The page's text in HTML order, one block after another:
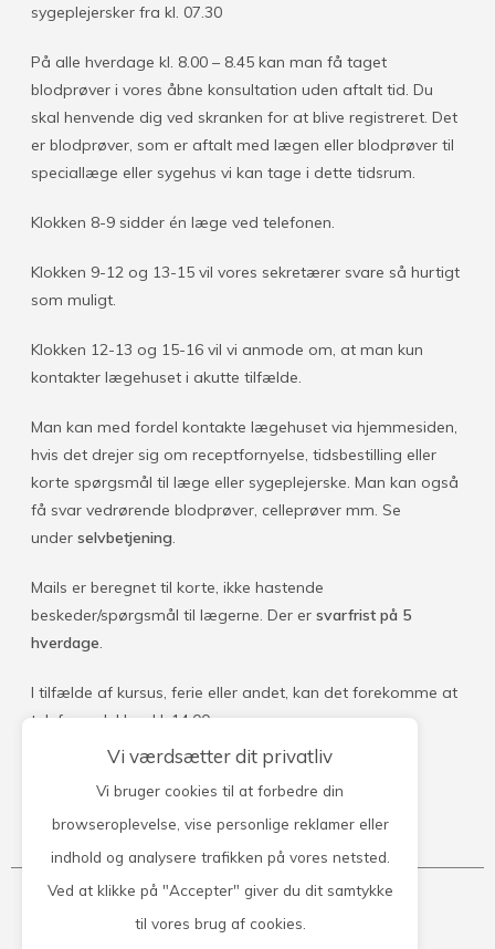
sygeplejersker fra kl. 07.30
På alle hverdage kl. 8.00 – 8.45 kan man få taget
blodprøver i vores åbne konsultation uden aftalt tid. Du
skal henvende dig ved skranken for at blive registreret. Det
er blodprøver, som er aftalt med lægen eller blodprøver til
speciallæge eller sygehus vi kan tage i dette tidsrum.
Klokken 8-9 sidder én læge ved telefonen.
Klokken 9-12 og 13-15 vil vores sekretærer svare så hurtigt
som muligt.
Klokken 12-13 og 15-16 vil vi anmode om, at man kun
kontakter lægehuset i akutte tilfælde.
Man kan med fordel kontakte lægehuset via hjemmesiden,
hvis det drejer sig om receptfornyelse, tidsbestilling eller
korte spørgsmål til læge eller sygeplejerske. Man kan også
få svar vedrørende blodprøver, celleprøver mm. Se
under selvbetjening
Mails er beregnet til korte, ikke hastende
beskeder/spørgsmål til lægerne. Der er svarfrist på 5
hverdage
I tilfælde af kursus, ferie eller andet, kan det forekomme at
telefonen lukkes kl. 14.00.
Kontakt klinikken
Tandsbjerg Lægehus
Vi værdsætter dit privatliv
Vi bruger cookies til at forbedre din
browseroplevelse, vise personlige reklamer eller
indhold og analysere trafikken på vores netsted.
Ved at klikke på "Accepter" giver du dit samtykke
til vores brug af cookies.